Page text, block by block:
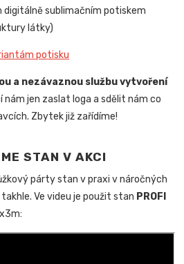
digitálně sublimačním potiskem
látky)
potisku
a nezávaznou službu vytvoření
nám jen zaslat loga a sdělit nám co
Zbytek již zařídíme!
STAN V AKCI
párty stan v praxi v náročných
Ve videu je použit stan PROFI